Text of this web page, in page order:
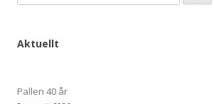
efter:
Aktuellt
Pallen 40 år